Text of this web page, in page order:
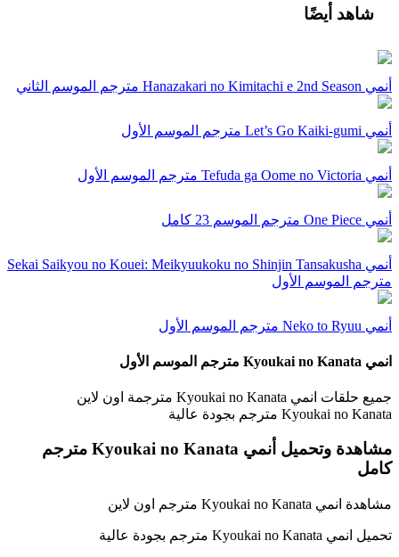
شاهد أيضًا
أنمي Hanazakari no Kimitachi e 2nd Season مترجم الموسم الثاني
أنمي Let’s Go Kaiki-gumi مترجم الموسم الأول
أنمي Tefuda ga Oome no Victoria مترجم الموسم الأول
أنمي One Piece مترجم الموسم 23 كامل
أنمي Sekai Saikyou no Kouei: Meikyuukoku no Shinjin Tansakusha
مترجم الموسم الأول
أنمي Neko to Ryuu مترجم الموسم الأول
انمي Kyoukai no Kanata مترجم الموسم الأول
جميع حلقات انمي Kyoukai no Kanata مترجمة اون لاين
Kyoukai no Kanata مترجم بجودة عالية
مشاهدة وتحميل أنمي Kyoukai no Kanata مترجم
كامل
مشاهدة انمي Kyoukai no Kanata مترجم اون لاين
تحميل انمي Kyoukai no Kanata مترجم بجودة عالية